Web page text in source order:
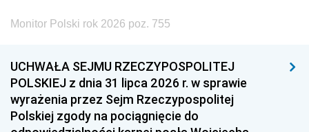
1996 1995 1994
1993 1992 1991
1990 1989
Monitor Polski rok 2026 poz. 755
UCHWAŁA SEJMU RZECZYPOSPOLITEJ
POLSKIEJ z dnia 31 lipca 2026 r. w sprawie
wyrażenia przez Sejm Rzeczypospolitej
Polskiej zgody na pociągnięcie do